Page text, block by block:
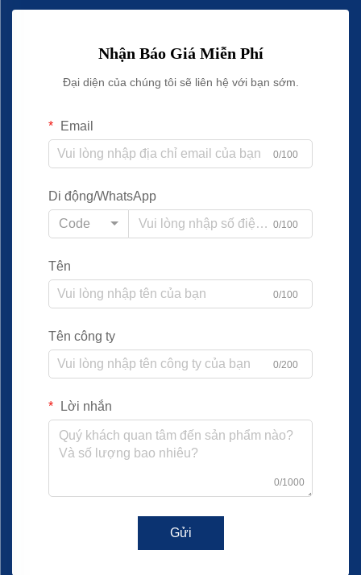
Nhận Báo Giá Miễn Phí
Đại diện của chúng tôi sẽ liên hệ với bạn sớm.
Email
0/100
Di động/WhatsApp
Code
0/100
Tên
0/100
Tên công ty
0/200
Lời nhắn
0/1000
Gửi